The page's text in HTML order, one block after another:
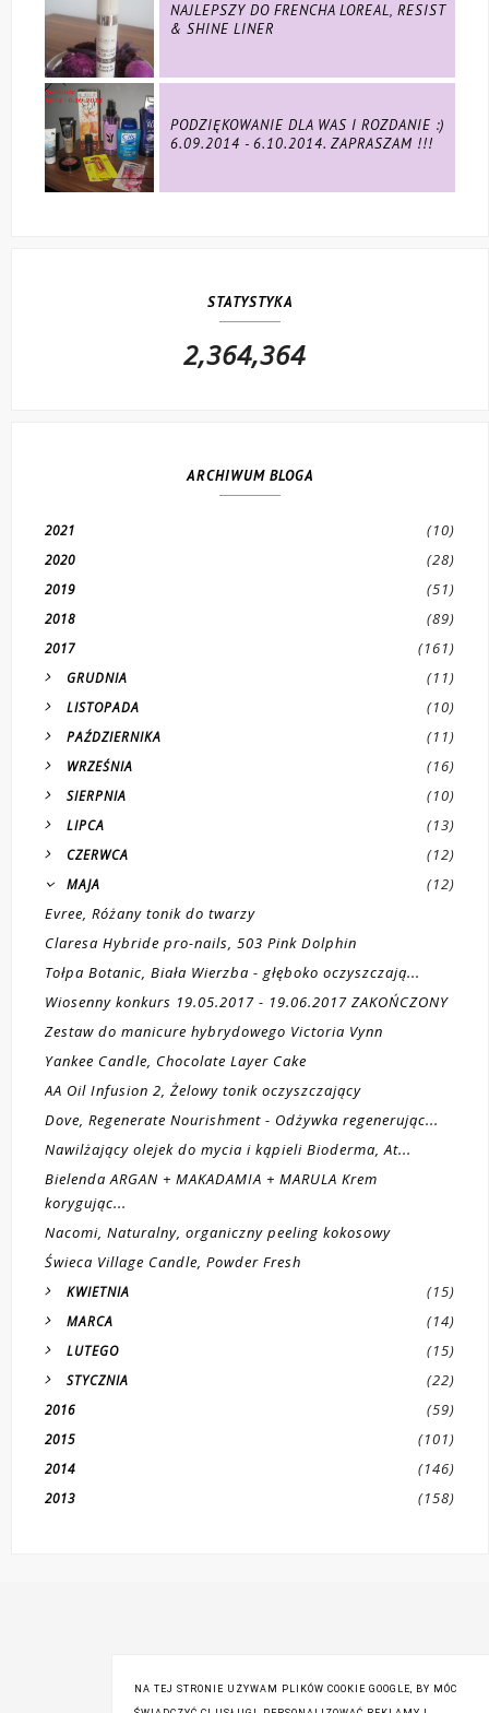
NAJLEPSZY DO FRENCHA LOREAL, RESIST
& SHINE LINER
PODZIĘKOWANIE DLA WAS I ROZDANIE :)
6.09.2014 - 6.10.2014. ZAPRASZAM !!!
STATYSTYKA
2,364,364
ARCHIWUM BLOGA
2021 (10)
2020 (28)
2019 (51)
2018 (89)
2017 (161)
GRUDNIA (11)
LISTOPADA (10)
PAŹDZIERNIKA (11)
WRZEŚNIA (16)
SIERPNIA (10)
LIPCA (13)
CZERWCA (12)
MAJA
(12)
Evree, Różany tonik do twarzy
Claresa Hybride pro-nails, 503 Pink Dolphin
Tołpa Botanic, Biała Wierzba - głęboko oczyszczają...
Wiosenny konkurs 19.05.2017 - 19.06.2017 ZAKOŃCZONY
Zestaw do manicure hybrydowego Victoria Vynn
Yankee Candle, Chocolate Layer Cake
AA Oil Infusion 2, Żelowy tonik oczyszczający
Dove, Regenerate Nourishment - Odżywka regenerując...
Nawilżający olejek do mycia i kąpieli Bioderma, At...
Bielenda ARGAN + MAKADAMIA + MARULA Krem
korygując...
Nacomi, Naturalny, organiczny peeling kokosowy
Świeca Village Candle, Powder Fresh
KWIETNIA (15)
MARCA (14)
LUTEGO (15)
STYCZNIA (22)
2016 (59)
2015 (101)
2014 (146)
2013 (158)
NA TEJ STRONIE UŻYWAM PLIKÓW COOKIE GOOGLE, BY MÓC